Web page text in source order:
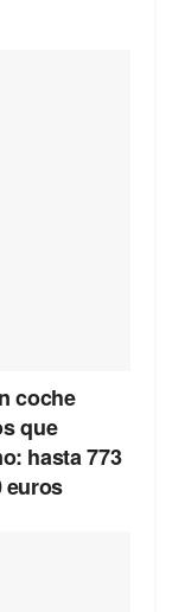
coche
que
hasta 773
euros